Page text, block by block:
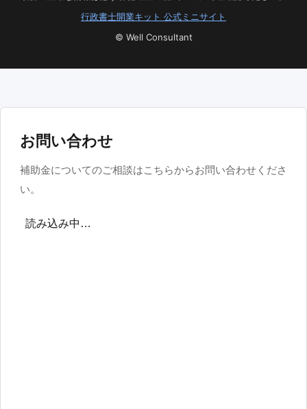
行政書士開業キット 公式ミニサイト
© Well Consultant
お問い合わせ
補助金についてのご相談はこちらからお問い合わせくださ
い。